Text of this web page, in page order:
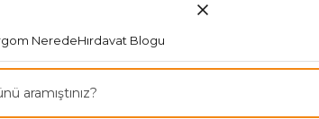
NeredeHırdavat Blogu